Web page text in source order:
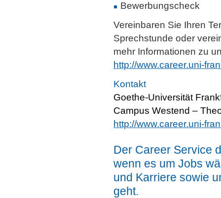
Bewerbungscheck
Vereinbaren Sie Ihren
Sprechstunde oder
mehr Informationen zu
http://www.career.uni-
Kontakt
Goethe-Universität
Campus Westend –
http://www.career.uni-
Der Career Service
wenn es um Jobs
und Karriere sowie
geht.